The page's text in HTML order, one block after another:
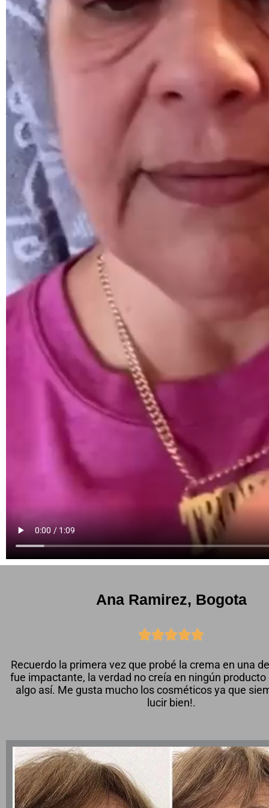
Ana Ramirez, Bogota

Recuerdo la primera vez que probé la crema en una
fue impactante, la verdad no creía en ningún
algo así. Me gusta mucho los cosméticos ya que
lucir bien!.